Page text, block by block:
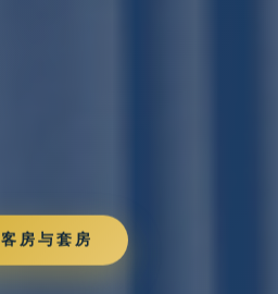
客房与套房